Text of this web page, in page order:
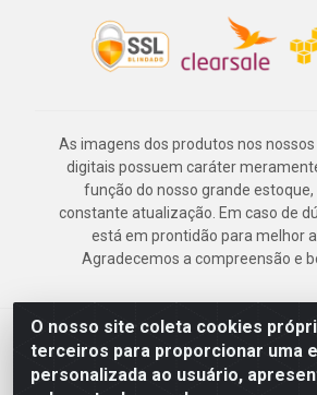
O nosso site coleta cookies
terceiros para proporcionar uma
personalizada ao usuário,
As imagens dos produtos nos
digitais possuem caráter
função do nosso grande
constante atualização. Em caso de
está em prontidão para melhor
Agradecemos a compreensão e
Deskontão Atacado - Av. Marechal
Imbiribeira - Recife/PE - CEP 51.150-001 -
57